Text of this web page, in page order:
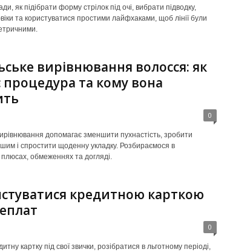
як підібрати форму стрілок під очі, вибрати підводку,
та користуватися простими лайфхаками, щоб лінії були
вирівнювання волосся: як
та кому вона
0
допомагає зменшити пухнастість, зробити
і спростити щоденну укладку. Розбираємося в
обмеженнях та догляді.
кредитною карткою
0
картку під свої звички, розібратися в льготному періоді,